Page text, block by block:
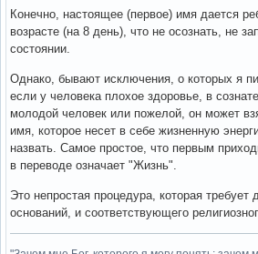
Конечно, настоящее (первое) имя дается
возрасте (на 8 день), что не осознать, не
состоянии.
Однако, бывают исключения, о которых я
если у человека плохое здоровье, в
молодой человек или пожелой, он может
имя, которое несет в себе жизненную
назвать. Самое простое, что первым
в переводе означает "Жизнь".
Это непростая процедура, которая требует
оснований, и соответствующего